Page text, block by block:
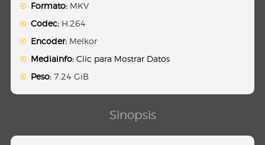
Formato: MKV
Codec: H.264
Encoder: Melkor
Mediainfo: Clic para Mostrar Datos
Peso: 7.24 GiB
Sinopsis